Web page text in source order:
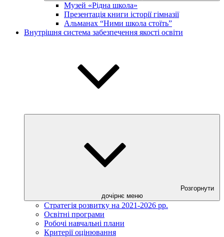
Музей «Рідна школа»
Презентація книги історії гімназії
Альманах “Ними школа стоїть”
Внутрішня система забезпечення якості освіти
Розгорнути
дочірнє меню
Стратегія розвитку на 2021-2026 рр.
Освітні програми
Робочі навчальні плани
Критерії оцінювання